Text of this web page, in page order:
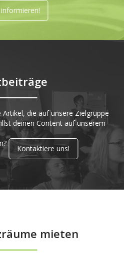
informieren!
die auf unsere Zielgruppe
deinen Content auf unserem
Kontaktiere uns!
mieten